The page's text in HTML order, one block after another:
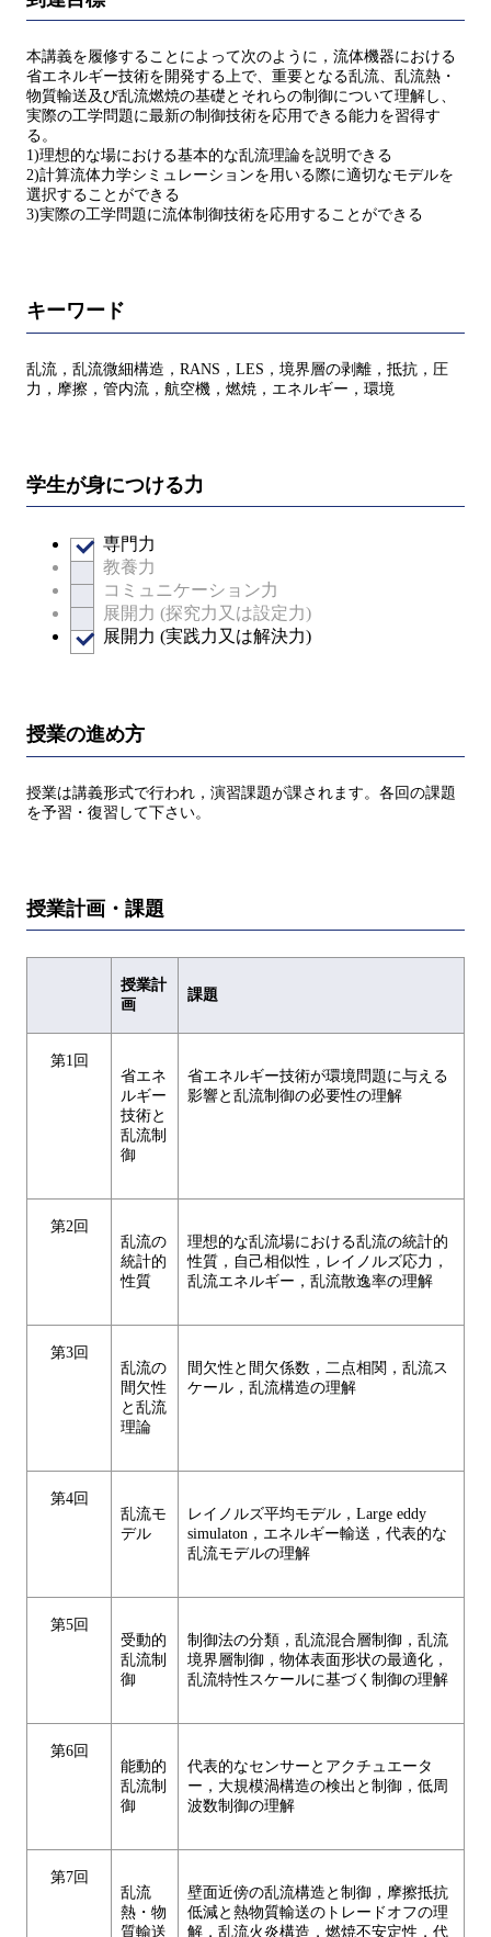
本講義を履修することによって次のように，流体機器における
省エネルギー技術を開発する上で、重要となる乱流、乱流熱・
物質輸送及び乱流燃焼の基礎とそれらの制御について理解し、
実際の工学問題に最新の制御技術を応用できる能力を習得す
る。
1)理想的な場における基本的な乱流理論を説明できる
2)計算流体力学シミュレーションを用いる際に適切なモデルを
選択することができる
3)実際の工学問題に流体制御技術を応用することができる
キーワード
乱流，乱流微細構造，RANS，LES，境界層の剥離，抵抗，圧
力，摩擦，管内流，航空機，燃焼，エネルギー，環境
学生が身につける力
専門力
教養力
コミュニケーション力
展開力 (探究力又は設定力)
展開力 (実践力又は解決力)
授業の進め方
授業は講義形式で行われ，演習課題が課されます。各回の課題
を予習・復習して下さい。
授業計画・課題
授業計
画
課題
第1回
省エネ
ルギー
技術と
乱流制
御
省エネルギー技術が環境問題に与える
影響と乱流制御の必要性の理解
第2回
乱流の
統計的
性質
理想的な乱流場における乱流の統計的
性質，自己相似性，レイノルズ応力，
乱流エネルギー，乱流散逸率の理解
第3回
乱流の
間欠性
と乱流
理論
間欠性と間欠係数，二点相関，乱流ス
ケール，乱流構造の理解
第4回
乱流モ
デル
レイノルズ平均モデル，Large eddy
simulaton，エネルギー輸送，代表的な
乱流モデルの理解
第5回
受動的
乱流制
御
制御法の分類，乱流混合層制御，乱流
境界層制御，物体表面形状の最適化，
乱流特性スケールに基づく制御の理解
第6回
能動的
乱流制
御
代表的なセンサーとアクチュエータ
ー，大規模渦構造の検出と制御，低周
波数制御の理解
第7回
乱流
熱・物
質輸送
壁面近傍の乱流構造と制御，摩擦抵抗
低減と熱物質輸送のトレードオフの理
解，乱流火炎構造，燃焼不安定性，代